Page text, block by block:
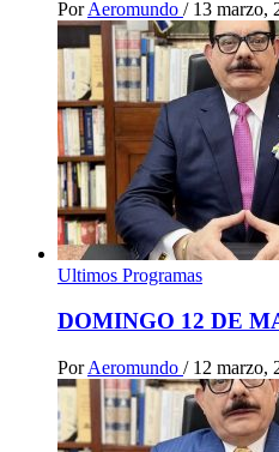
Por Aeromundo / 13 marzo,
Ultimos Programas
DOMINGO 12 DE
Por Aeromundo / 12 marzo,